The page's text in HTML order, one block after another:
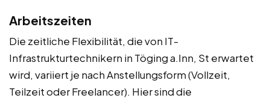
Arbeitszeiten
Die zeitliche Flexibilität, die von IT-
Infrastrukturtechnikern in Töging a.Inn, St erwartet
wird, variiert je nach Anstellungsform (Vollzeit,
Teilzeit oder Freelancer). Hier sind die